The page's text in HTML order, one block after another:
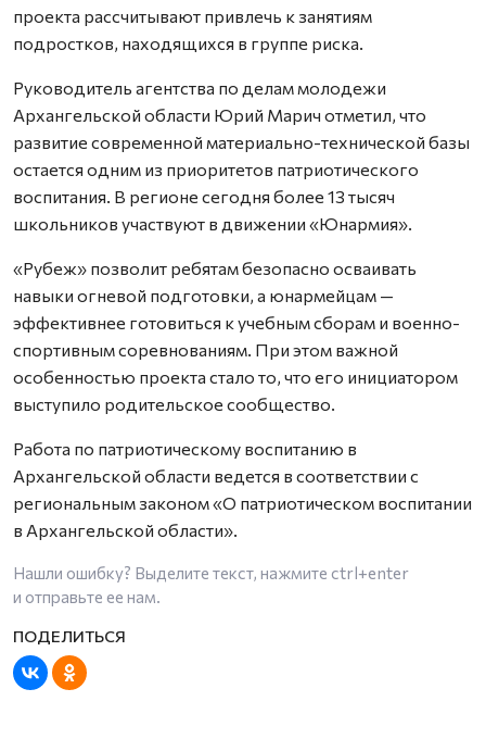
проекта рассчитывают привлечь к занятиям
подростков, находящихся в группе риска.
Руководитель агентства по делам молодежи
Архангельской области Юрий Марич отметил, что
развитие современной материально-технической базы
остается одним из приоритетов патриотического
воспитания. В регионе сегодня более 13 тысяч
школьников участвуют в движении «Юнармия».
«Рубеж» позволит ребятам безопасно осваивать
навыки огневой подготовки, а юнармейцам —
эффективнее готовиться к учебным сборам и военно-
спортивным соревнованиям. При этом важной
особенностью проекта стало то, что его инициатором
выступило родительское сообщество.
Работа по патриотическому воспитанию в
Архангельской области ведется в соответствии с
региональным законом «О патриотическом воспитании
в Архангельской области».
Нашли ошибку? Выделите текст, нажмите ctrl+enter
и отправьте ее нам.